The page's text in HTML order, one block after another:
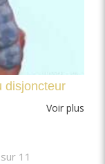
disjoncteur
Voir plus
11